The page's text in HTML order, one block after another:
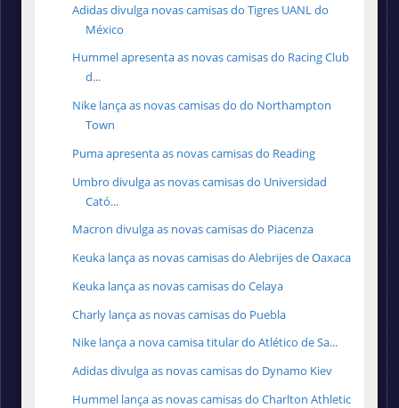
Adidas divulga novas camisas do Tigres UANL do
México
Hummel apresenta as novas camisas do Racing Club
d...
Nike lança as novas camisas do do Northampton
Town
Puma apresenta as novas camisas do Reading
Umbro divulga as novas camisas do Universidad
Cató...
Macron divulga as novas camisas do Piacenza
Keuka lança as novas camisas do Alebrijes de Oaxaca
Keuka lança as novas camisas do Celaya
Charly lança as novas camisas do Puebla
Nike lança a nova camisa titular do Atlético de Sa...
Adidas divulga as novas camisas do Dynamo Kiev
Hummel lança as novas camisas do Charlton Athletic